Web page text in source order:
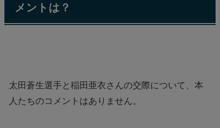
メントは？
太田蒼生選手と稲田亜衣さんの交際について、本
人たちのコメントはありません。